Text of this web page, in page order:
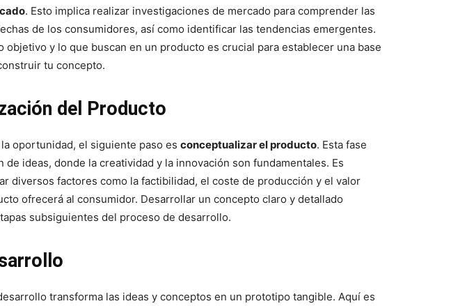
. Esto implica realizar investigaciones de mercado para comprender las
de los consumidores, así como identificar las tendencias emergentes.
objetivo y lo que buscan en un producto es crucial para establecer una base
tu concepto.
del Producto
oportunidad, el siguiente paso es conceptualizar el producto. Esta fase
de ideas, donde la creatividad y la innovación son fundamentales. Es
diversos factores como la factibilidad, el coste de producción y el valor
ofrecerá al consumidor. Desarrollar un concepto claro y detallado
subsiguientes del proceso de desarrollo.
transforma las ideas y conceptos en un prototipo tangible. Aquí es